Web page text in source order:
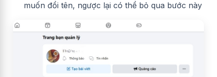
muốn đổi tên, ngược lại có thể bỏ qua bước này